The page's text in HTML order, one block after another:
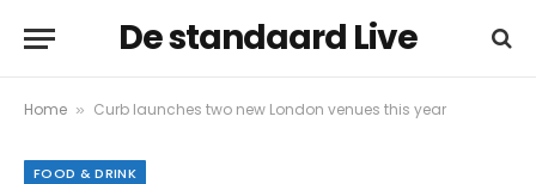
De standaard Live
Home » Curb launches two new London venues this year
FOOD & DRINK